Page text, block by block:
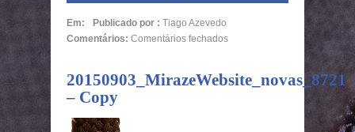
Em: Publicado por : Tiago Azevedo
Comentários: Comentários fechados
20150903_MirazeWebsite_novas_8721
– Copy